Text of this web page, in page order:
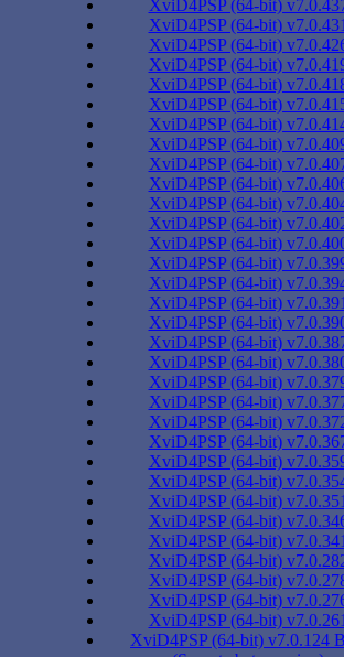
XviD4PSP (64-bit)
XviD4PSP (64-bit)
XviD4PSP (64-bit)
XviD4PSP (64-bit)
XviD4PSP (64-bit)
XviD4PSP (64-bit)
XviD4PSP (64-bit)
XviD4PSP (64-bit)
XviD4PSP (64-bit)
XviD4PSP (64-bit)
XviD4PSP (64-bit)
XviD4PSP (64-bit)
XviD4PSP (64-bit)
XviD4PSP (64-bit)
XviD4PSP (64-bit)
XviD4PSP (64-bit)
XviD4PSP (64-bit)
XviD4PSP (64-bit)
XviD4PSP (64-bit)
XviD4PSP (64-bit)
XviD4PSP (64-bit)
XviD4PSP (64-bit)
XviD4PSP (64-bit)
XviD4PSP (64-bit)
XviD4PSP (64-bit)
XviD4PSP (64-bit)
XviD4PSP (64-bit)
XviD4PSP (64-bit)
XviD4PSP (64-bit)
XviD4PSP (64-bit)
XviD4PSP (64-bit)
XviD4PSP (64-bit)
XviD4PSP (64-bit) v7.0.124